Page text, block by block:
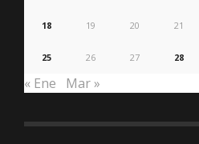
18 19 20 21
25 26 27 28
« Ene Mar »